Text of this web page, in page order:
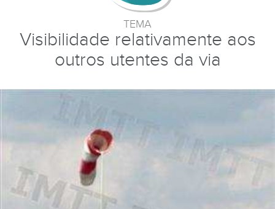
TEMA
Visibilidade relativamente aos
outros utentes da via